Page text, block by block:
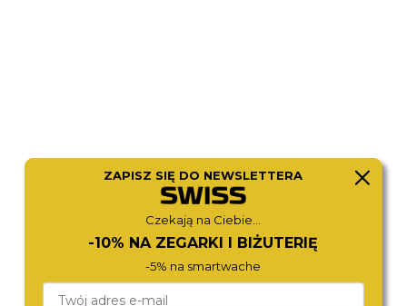
590,- 590,-
ZAPISZ SIĘ DO NEWSLETTERA
Czekają na Ciebie...
-10% NA ZEGARKI I BIŻUTERIĘ
-5% na smartwache